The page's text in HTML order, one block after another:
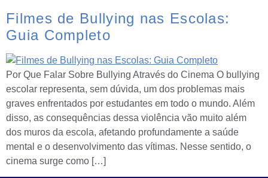
Filmes de Bullying nas Escolas:
Guia Completo
Por Que Falar Sobre Bullying Através do Cinema O bullying
escolar representa, sem dúvida, um dos problemas mais
graves enfrentados por estudantes em todo o mundo. Além
disso, as consequências dessa violência vão muito além
dos muros da escola, afetando profundamente a saúde
mental e o desenvolvimento das vítimas. Nesse sentido, o
cinema surge como […]